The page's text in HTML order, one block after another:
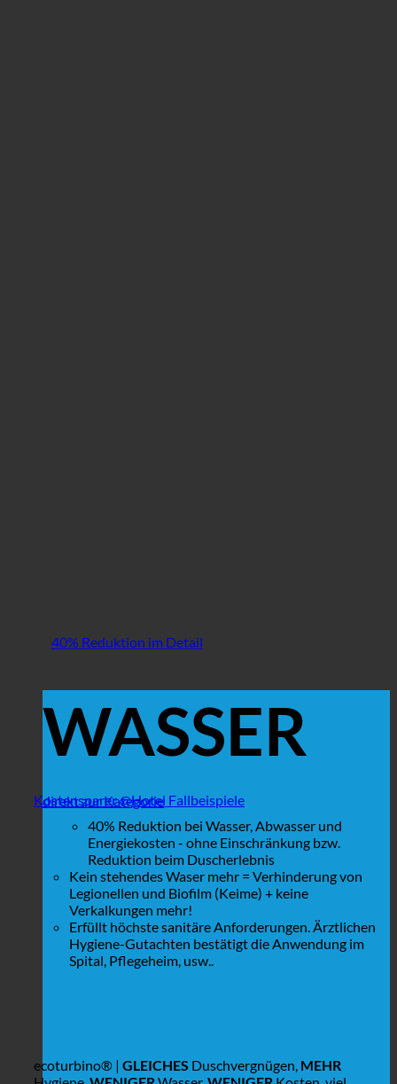
40% Reduktion im Detail
WASSER
direkt zur Kategorie
Kostensparer @Hotel Fallbeispiele
40% Reduktion bei Wasser, Abwasser und
Energiekosten - ohne Einschränkung bzw.
Reduktion beim Duscherlebnis
Kein stehendes Waser mehr = Verhinderung von
Legionellen und Biofilm (Keime) + keine
Verkalkungen mehr!
Erfüllt höchste sanitäre Anforderungen. Ärztlichen
Hygiene-Gutachten bestätigt die Anwendung im
Spital, Pflegeheim, usw..
ecoturbino® | GLEICHES Duschvergnügen, MEHR